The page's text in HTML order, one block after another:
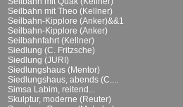
Seilbahn mit Theo (Kellner)
Seilbahn-Kipplore (Anker)&&1
Seilbahn-Kipplore (Anker)
Seilbahnfahrt (Kellner)
Siedlung (C. Fritzsche)
Siedlung (JURI)
Siedlungshaus (Mentor)
Siedlungshaus, abends (C....
Simsa Labim, reitend...
Skulptur, moderne (Reuter)